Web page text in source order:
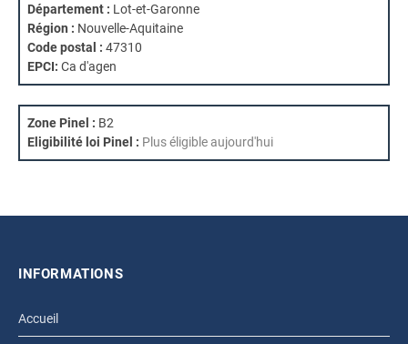
Département : Lot-et-Garonne
Région : Nouvelle-Aquitaine
Code postal : 47310
EPCI: Ca d'agen
Zone Pinel : B2
Eligibilité loi Pinel : Plus éligible aujourd'hui
INFORMATIONS
Accueil